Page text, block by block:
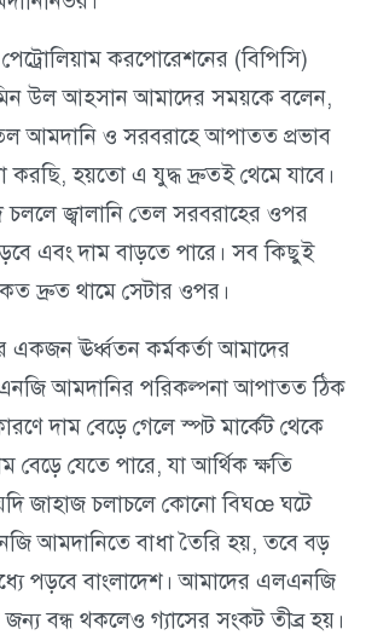
করপোরেশনের (বিপিসি)
উল আহসান আমাদের সময়কে বলেন,
আমদানি ও সরবরাহে আপাতত প্রভাব
হয়তো এ যুদ্ধ দ্রুতই থেমে যাবে।
চললে জ্বালানি তেল সরবরাহের ওপর
এবং দাম বাড়তে পারে। সব কিছুই
দ্রুত থামে সেটার ওপর।
একজন ঊর্ধ্বতন কর্মকর্তা আমাদের
আমদানির পরিকল্পনা আপাতত ঠিক
দাম বেড়ে গেলে স্পট মার্কেট থেকে
যেতে পারে, যা আর্থিক ক্ষতি
জাহাজ চলাচলে কোনো বিঘœ ঘটে
আমদানিতে বাধা তৈরি হয়, তবে বড়
পড়বে বাংলাদেশ। আমাদের এলএনজি
বন্ধ থকলেও গ্যাসের সংকট তীব্র হয়।